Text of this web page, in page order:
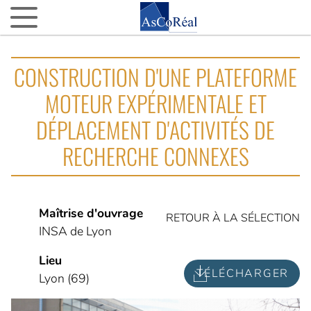
ASCOREAL
Asco…quoi ?
Nos agences d’AMO partout en France
La fine équipe
Nos VIP (Very Important Partenaires)
Nos 15 ans
NOTRE ACTUALITÉ
L’actu d’AsCoRéal
La presse parle d’AsCoRéal
NOTRE BOÎTE À OUTILS
CONSTRUCTION D'UNE PLATEFORME
MOTEUR EXPÉRIMENTALE ET
DÉPLACEMENT D'ACTIVITÉS DE
RECHERCHE CONNEXES
Maîtrise d'ouvrage
INSA de Lyon
Lieu
Lyon (69)
RETOUR À LA SÉLECTION
TÉLÉCHARGER